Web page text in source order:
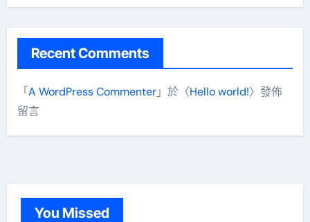
Recent Comments
「A WordPress Commenter」於〈Hello world!〉發佈
留言
You Missed